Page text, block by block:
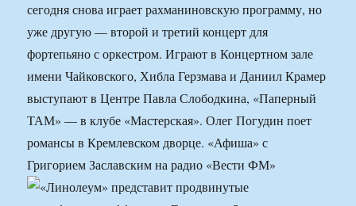
сегодня снова играет рахманиновскую программу, но
уже другую — второй и третий концерт для
фортепьяно с оркестром. Играют в Концертном зале
имени Чайковского, Хибла Герзмава и Даниил Крамер
выступают в Центре Павла Слободкина, «Паперный
ТАМ» — в клубе «Мастерская». Олег Погудин поет
романсы в Кремлевском дворце. «Афиша» с
Григорием Заславским на радио «Вести ФМ»